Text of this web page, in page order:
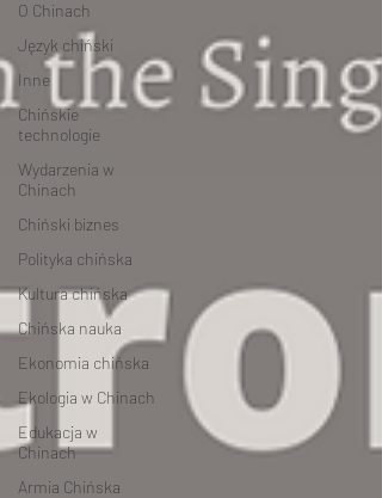
O Chinach
Język chiński
Inne
Chińskie
technologie
Wydarzenia w
Chinach
Chiński biznes
Polityka chińska
Kultura chińska
Chińska nauka
Ekonomia chińska
Ekologia w Chinach
Edukacja w
Chinach
Armia Chińska